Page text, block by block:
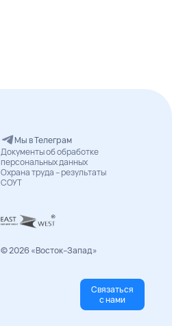
Мы в Телеграм
Документы об обработке
персональных данных
Охрана труда – результаты
СОУТ
© 2026 «Восток–Запад»
Связаться
с нами